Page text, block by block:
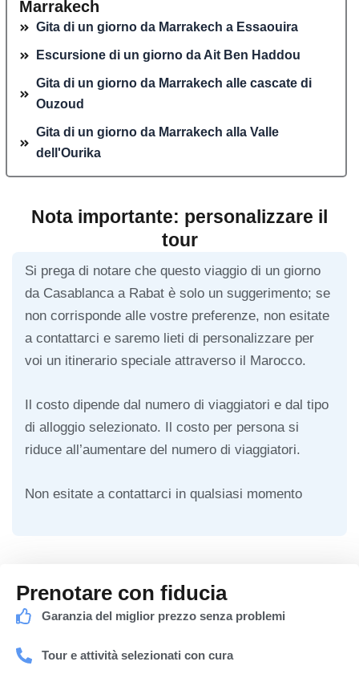
Prenotare con fiducia
Garanzia del miglior prezzo senza problemi
Tour e attività selezionati con cura
Marrakech
Gita di un giorno da Marrakech a Essaouira
Escursione di un giorno da Ait Ben Haddou
Gita di un giorno da Marrakech alle cascate di
Ouzoud
Gita di un giorno da Marrakech alla Valle
dell'Ourika
Nota importante: personalizzare il
tour
Si prega di notare che questo viaggio di un giorno
da Casablanca a Rabat è solo un suggerimento; se
non corrisponde alle vostre preferenze, non esitate
a contattarci e saremo lieti di personalizzare per
voi un itinerario speciale attraverso il Marocco.
Il costo dipende dal numero di viaggiatori e dal tipo
di alloggio selezionato. Il costo per persona si
riduce all’aumentare del numero di viaggiatori.
Non esitate a contattarci in qualsiasi momento